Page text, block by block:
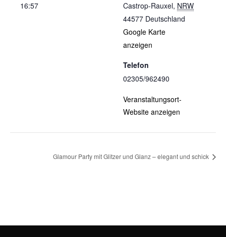
16:57
Castrop-Rauxel, NRW
44577 Deutschland
Google Karte
anzeigen
Telefon
02305/962490
Veranstaltungsort-
Website anzeigen
Glamour Party mit Glitzer und Glanz – elegant und schick